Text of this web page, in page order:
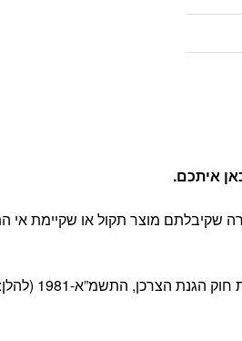
איתכם.
שקיבלתם מוצר תקול או שקיימת
“החוק”) ובהתאם לתקנון האתר.